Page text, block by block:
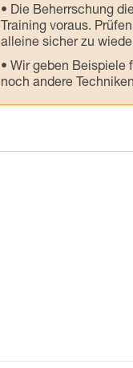
Die Beherrschung
Training voraus.
alleine sicher zu
Wir geben Beispiele
noch andere